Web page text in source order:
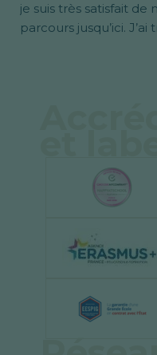
je suis très satisfait
parcours jusqu’ici.